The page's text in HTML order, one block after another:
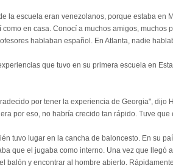
la escuela eran venezolanos, porque estaba en
en casa. Conocí a muchos amigos, muchos
hablaban español. En Atlanta, nadie
que tuvo en su primera escuela en
por tener la experiencia de Georgia", dijo
por eso, no habría crecido tan rápido. Tuve
tuvo lugar en la cancha de baloncesto. En su
que el jugaba como interno. Una vez que llegó
balón y encontrar al hombre abierto.